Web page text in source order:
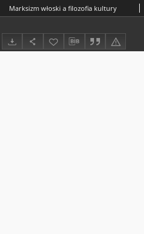
Marksizm włoski a filozofia kultury